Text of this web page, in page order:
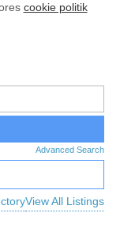
cookie politik
Advanced Search
View All Listings